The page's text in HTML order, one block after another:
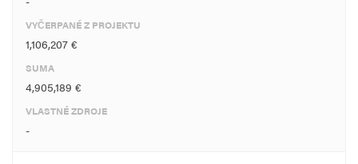
VYČERPANÉ Z PROJEKTU
1,106,207 €
SUMA
4,905,189 €
VLASTNÉ ZDROJE
-